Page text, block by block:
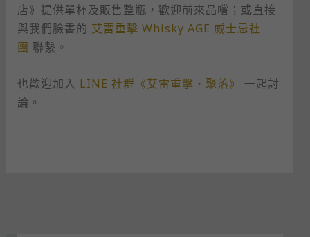
店》提供單杯及販售整瓶，歡迎前來品嚐；或直接
與我們臉書的 艾雷重擊 Whisky AGE 威士忌社
團 聯繫。
也歡迎加入 LINE 社群《艾雷重擊・聚落》
一起討
論。